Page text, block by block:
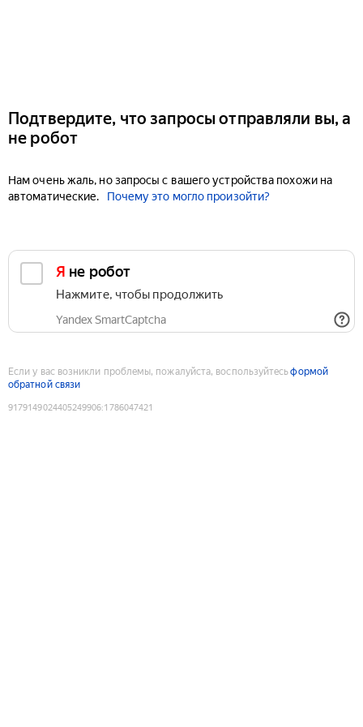
Подтвердите, что запросы отправляли вы, а
не робот
Нам очень жаль, но запросы с вашего устройства похожи на
автоматические.
Почему это могло произойти?
Я не робот
Нажмите, чтобы продолжить
Yandex SmartCaptcha
Если у вас возникли проблемы, пожалуйста, воспользуйтесьформой
обратной связи
9179149024405249906:1786047421